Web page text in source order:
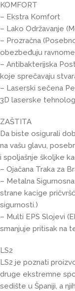
KOMFORT
– Ekstra Komfort
– Lako Održavanje
– Prozračna
obezbeđuju
– Antibakterijska
koje sprečavaju
– Laserski sečena
3D laserske
ZAŠTITA
Da biste osigurali
na vašu glavu,
i spoljašnje školjke
– Ojačana Traka za
– Metalna
strane kacige
sigurnosti.)
– Multi EPS Slojevi
smanjuje pritisak na
LS2
LS2 je poznati
druge ekstremne
sedište u Španiji, a